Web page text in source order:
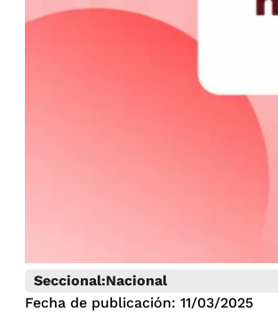
Seccional:Nacional
Fecha de publicación: 11/03/2025